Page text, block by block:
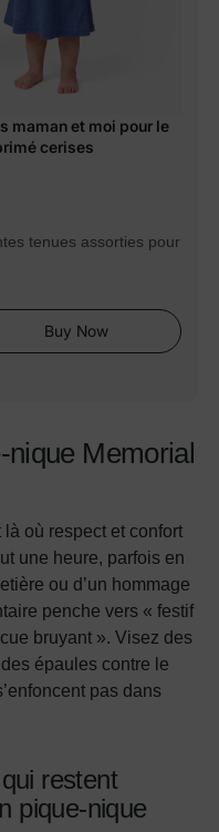
maman et moi pour le
cerises
tenues assorties pour
Buy Now
nique Memorial
où respect et confort
une heure, parfois en
ou d’un hommage
penche vers « festif
bruyant ». Visez des
épaules contre le
pas dans
restent
pique-nique